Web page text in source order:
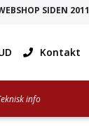
SIDEN 2011
Kontakt
info